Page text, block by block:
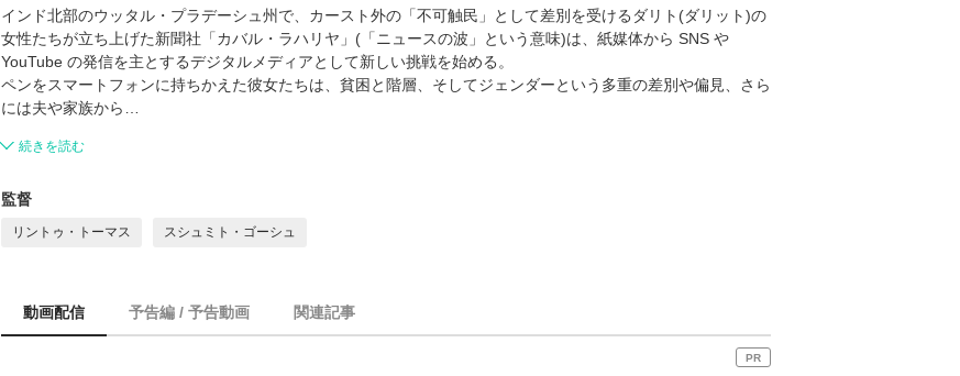
インド北部のウッタル・プラデーシュ州で、カースト外の「不可触民」として差別を受けるダリト(ダリット)の
女性たちが立ち上げた新聞社「カバル・ラハリヤ」(「ニュースの波」という意味)は、紙媒体から SNS や
YouTube の発信を主とするデジタルメディアとして新しい挑戦を始める。
ペンをスマートフォンに持ちかえた彼女たちは、貧困と階層、そしてジェンダーという多重の差別や偏見、さら
には夫や家族から…
続きを読む
監督
リントゥ・トーマス スシュミト・ゴーシュ
動画配信 予告編 / 予告動画 関連記事
PR